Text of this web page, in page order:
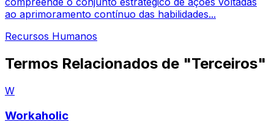
ao aprimoramento contínuo das habilidades...
Recursos Humanos
Termos Relacionados de "Terceiros"
W
Workaholic